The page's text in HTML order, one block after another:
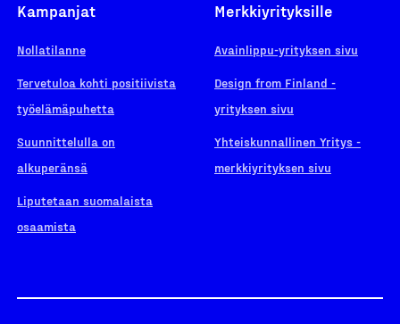
Kampanjat
Nollatilanne
Tervetuloa kohti positiivista
työelämäpuhetta
Suunnittelulla on
alkuperänsä
Liputetaan suomalaista
osaamista
Merkkiyrityksille
Avainlippu-yrityksen sivu
Design from Finland -
yrityksen sivu
Yhteiskunnallinen Yritys -
merkkiyrityksen sivu